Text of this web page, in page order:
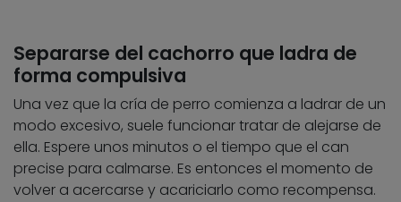
Separarse del cachorro que ladra de
forma compulsiva
Una vez que la cría de perro comienza a ladrar de un
modo excesivo, suele funcionar tratar de alejarse de
ella. Espere unos minutos o el tiempo que el can
precise para calmarse. Es entonces el momento de
volver a acercarse y acariciarlo como recompensa.